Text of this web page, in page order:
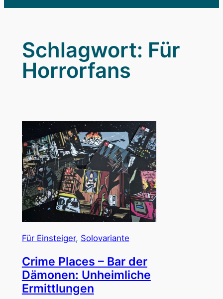
Schlagwort: Für
Horrorfans
Für Einsteiger, Solovariante
Crime Places – Bar der
Dämonen: Unheimliche
Ermittlungen